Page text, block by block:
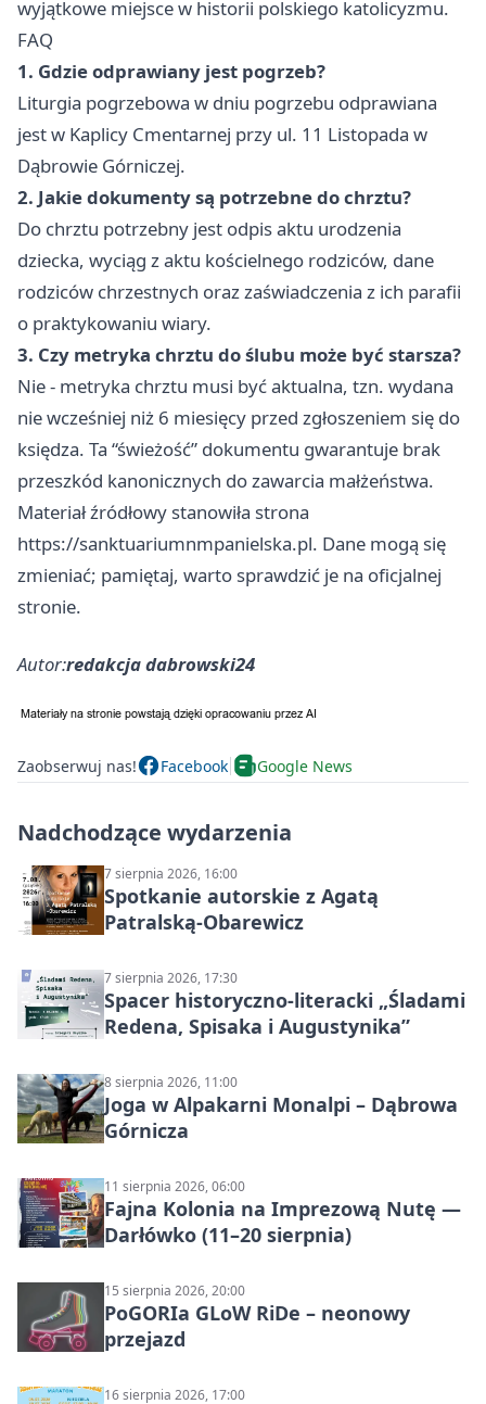
wyjątkowe miejsce w historii polskiego katolicyzmu.
FAQ
1. Gdzie odprawiany jest pogrzeb?
Liturgia pogrzebowa w dniu pogrzebu odprawiana
jest w Kaplicy Cmentarnej przy ul. 11 Listopada w
Dąbrowie Górniczej.
2. Jakie dokumenty są potrzebne do chrztu?
Do chrztu potrzebny jest odpis aktu urodzenia
dziecka, wyciąg z aktu kościelnego rodziców, dane
rodziców chrzestnych oraz zaświadczenia z ich parafii
o praktykowaniu wiary.
3. Czy metryka chrztu do ślubu może być starsza?
Nie - metryka chrztu musi być aktualna, tzn. wydana
nie wcześniej niż 6 miesięcy przed zgłoszeniem się do
księdza. Ta “świeżość” dokumentu gwarantuje brak
przeszkód kanonicznych do zawarcia małżeństwa.
Materiał źródłowy stanowiła strona
https://sanktuariumnmpanielska.pl. Dane mogą się
zmieniać; pamiętaj, warto sprawdzić je na oficjalnej
stronie.
Autor:redakcja dabrowski24
Zaobserwuj nas! Facebook Google News
Nadchodzące wydarzenia
7 sierpnia 2026, 16:00
Spotkanie autorskie z Agatą
Patralską-Obarewicz
7 sierpnia 2026, 17:30
Spacer historyczno-literacki „Śladami
Redena, Spisaka i Augustynika”
8 sierpnia 2026, 11:00
Joga w Alpakarni Monalpi – Dąbrowa
Górnicza
11 sierpnia 2026, 06:00
Fajna Kolonia na Imprezową Nutę —
Darłówko (11–20 sierpnia)
15 sierpnia 2026, 20:00
PoGORIa GLoW RiDe – neonowy
przejazd
16 sierpnia 2026, 17:00